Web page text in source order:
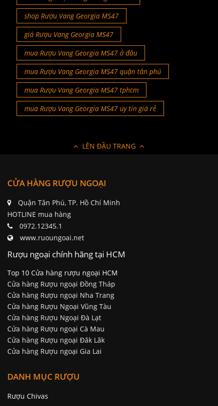
shop Rượu Vang Georgia MS47
giá Rượu Vang Georgia MS47
mua Rượu Vang Georgia MS47 ở đâu
mua Rượu Vang Georgia MS47 quận tân phú
mua Rượu Vang Georgia MS47 tphcm
mua Rượu Vang Georgia MS47 uy tín giá rẻ
LÊN ĐẦU TRANG
CỬA HÀNG RƯỢU NGOẠI
Quận Tân Phú, TP. Hồ Chí Minh
HOTLINE mua hàng
0972.12345.1
www.ruoungoai.net
Rượu ngoại chính hãng tại HCM
Top 10 Cửa hàng rượu ngoại HCM
Cửa hàng Rượu ngoại Đồng Tháp
Cửa hàng Rượu ngoại Nha Trang
Cửa hàng Rượu Ngoại Vũng Tàu
Cửa hàng Rượu Ngoại Đà Lạt
Cửa hàng Rượu ngoại Cà Mau
Cửa hàng Rượu ngoại Đăk Lăk
Cửa hàng Rượu ngoại Gia Lai
DANH MỤC RƯỢU
Rượu Chivas